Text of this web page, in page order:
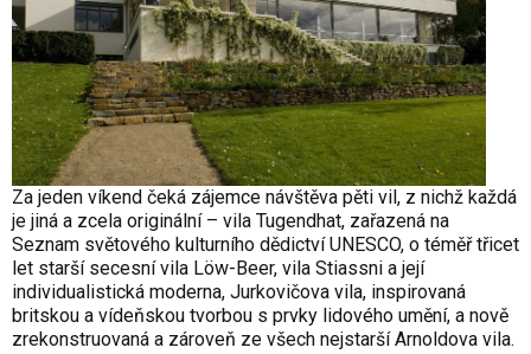
Za jeden víkend čeká zájemce návštěva pěti vil, z nichž každá
je jiná a zcela originální – vila Tugendhat, zařazená na
Seznam světového kulturního dědictví UNESCO, o téměř třicet
let starší secesní vila Löw-Beer, vila Stiassni a její
individualistická moderna, Jurkovičova vila, inspirovaná
britskou a vídeňskou tvorbou s prvky lidového umění, a nově
zrekonstruovaná a zároveň ze všech nejstarší Arnoldova vila.